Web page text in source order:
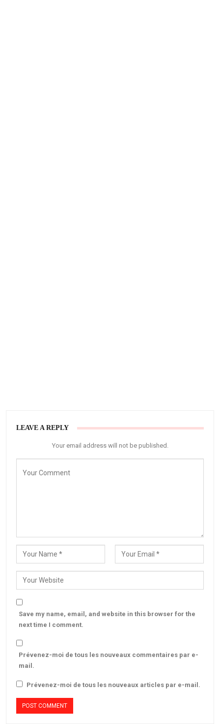
LEAVE A REPLY
Your email address will not be published.
Save my name, email, and website in this browser for the
next time I comment.
Prévenez-moi de tous les nouveaux commentaires par e-
mail.
Prévenez-moi de tous les nouveaux articles par e-mail.